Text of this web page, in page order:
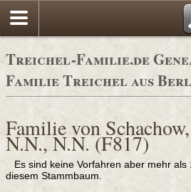
Treichel-Familie.de
Familie Treichel aus
Familie von
N.N., N.N. (F817)
Es sind keine Vorfahren aber mehr als
diesem Stammbaum.